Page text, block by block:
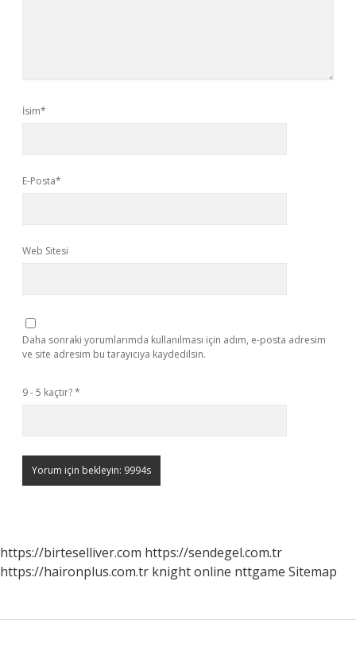
İsim*
E-Posta*
Web Sitesi
Daha sonraki yorumlarımda kullanılması için adım, e-posta adresim
ve site adresim bu tarayıcıya kaydedilsin.
9 - 5 kaçtır?*
https://birteselliver.com https://sendegel.com.tr
https://haironplus.com.tr knight online nttgame Sitemap